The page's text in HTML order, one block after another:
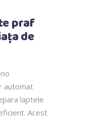
praf
de
automat
laptele
Acest